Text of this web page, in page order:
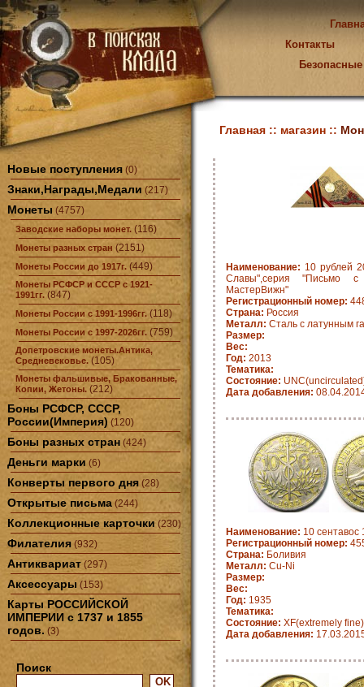
Контакты
Новые поступления (0)
Знаки,Награды,Медали (217)
Монеты (4757)
Заводские наборы монет. (116)
Монеты разных стран (2151)
Монеты России до 1917г. (449)
Монеты РСФСР и СССР с 1921-
1991гг. (847)
Монеты России с 1991-1996гг. (118)
Монеты России с 1997-2026гг. (759)
Допетровские монеты.Антика,
Средневековье. (105)
Монеты фальшивые, Бракованные,
Копии, Жетоны. (212)
Боны РСФСР, СССР,
России(Империя) (120)
Боны разных стран (424)
Деньги марки (6)
Конверты первого дня (28)
Открытые письма (244)
Коллекционные карточки(230)
Филателия (932)
Антиквариат (297)
Аксессуары (153)
Карты РОССИЙСКОЙ
ИМПЕРИИ с 1737 и 1855
годов. (3)
Поиск
Главная :: магазин ::
Наименование: 10 рублей
Славы",серия "Письмо с
МастерВижн"
Регистрационный номер:
Страна: Россия
Металл: Сталь с латунным
Размер:
Вес:
Год: 2013
Тематика:
Состояние:
Дата добавления:
Наименование: 10 сентавос
Регистрационный номер:
Страна: Боливия
Металл: Cu-Ni
Размер:
Вес:
Год: 1935
Тематика:
Состояние: XF(extremely fine)
Дата добавления: